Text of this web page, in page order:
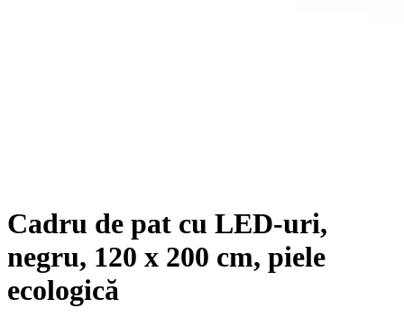
Cadru de pat cu LED-uri,
negru, 120 x 200 cm, piele
ecologică